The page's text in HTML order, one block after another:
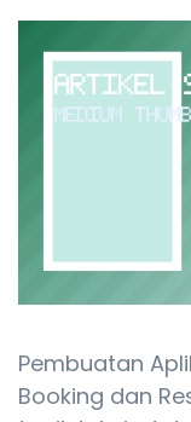
Pembuatan
Booking dan